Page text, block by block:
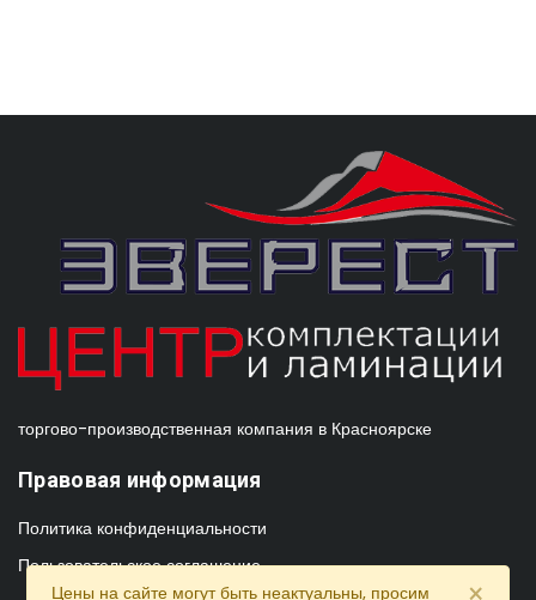
Цены на сайте могут быть неактуальны, просим
торгово-производственная компания в Красноярске
Правовая информация
Политика конфиденциальности
Пользовательское соглашение